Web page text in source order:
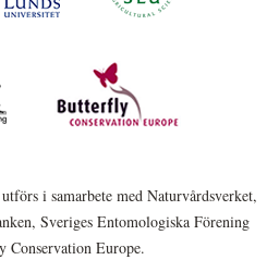
i samarbete med Naturvårdsverket,
Sveriges Entomologiska Förening
Conservation Europe.